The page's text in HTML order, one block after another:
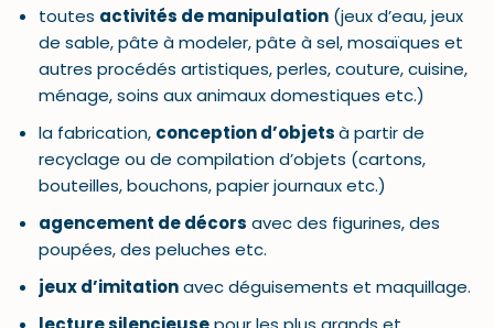
toutes activités de manipulation (jeux d’eau, jeux
de sable, pâte à modeler, pâte à sel, mosaïques et
autres procédés artistiques, perles, couture, cuisine,
ménage, soins aux animaux domestiques etc.)
la fabrication, conception d’objetsà partir de
recyclage ou de compilation d’objets (cartons,
bouteilles, bouchons, papier journaux etc.)
agencement de décors avec des figurines, des
poupées, des peluches etc.
jeux d’imitationavec déguisements et maquillage.